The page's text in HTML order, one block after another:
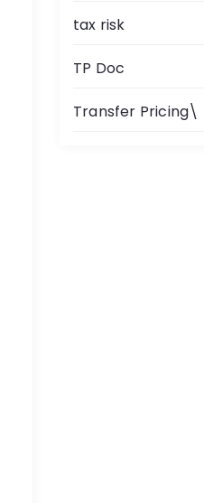
tax risk
TP Doc
Transfer Pricing\